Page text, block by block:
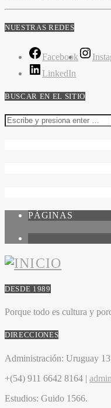
NUESTRAS REDES
Facebook
LinkedIn
BUSCAR EN EL SITIO
PÁGINAS
DESDE 1989
Porque todo es cultura y
DIRECCIONES
Administración: Uruguay
+(54) 911 6642 8164 |
Estudios: Guido 1566.